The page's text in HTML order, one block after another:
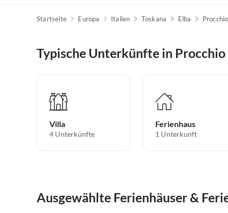
Startseite Europa Italien Toskana Elba Procchio
Typische Unterkünfte in Procchio
Villa
4 Unterkünfte
Ferienhaus
1 Unterkunft
Ausgewählte Ferienhäuser &